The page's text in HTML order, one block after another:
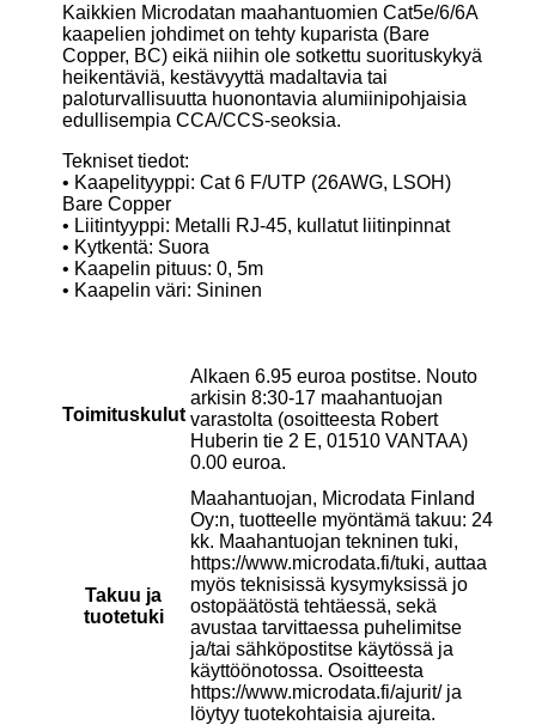
Kaikkien Microdatan maahantuomien Cat5e/6/6A
kaapelien johdimet on tehty kuparista (Bare
Copper, BC) eikä niihin ole sotkettu suorituskykyä
heikentäviä, kestävyyttä madaltavia tai
paloturvallisuutta huonontavia alumiinipohjaisia
edullisempia CCA/CCS-seoksia.
Tekniset tiedot:
• Kaapelityyppi: Cat 6 F/UTP (26AWG, LSOH)
Bare Copper
• Liitintyyppi: Metalli RJ-45, kullatut liitinpinnat
• Kytkentä: Suora
• Kaapelin pituus: 0, 5m
• Kaapelin väri: Sininen
Toimituskulut
Alkaen 6.95 euroa postitse. Nouto
arkisin 8:30-17 maahantuojan
varastolta (osoitteesta Robert
Huberin tie 2 E, 01510 VANTAA)
0.00 euroa.
Takuu ja
tuotetuki
Maahantuojan, Microdata Finland
Oy:n, tuotteelle myöntämä takuu: 24
kk. Maahantuojan tekninen tuki,
https://www.microdata.fi/tuki, auttaa
myös teknisissä kysymyksissä jo
ostopäätöstä tehtäessä, sekä
avustaa tarvittaessa puhelimitse
ja/tai sähköpostitse käytössä ja
käyttöönotossa. Osoitteesta
https://www.microdata.fi/ajurit/ ja
löytyy tuotekohtaisia ajureita.